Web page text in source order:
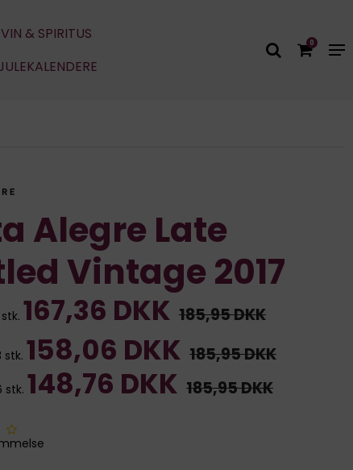
& SPIRITUS
0
Alegre Late
Vintage 2017
167,36 DKK 185,95 DKK
stk. 158,06 DKK 185,95 DKK
stk. 148,76 DKK 185,95 DKK